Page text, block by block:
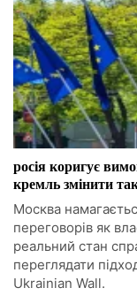
росія коригує
кремль змінити
Москва
переговорів як
реальний стан
переглядати
Ukrainian Wall.